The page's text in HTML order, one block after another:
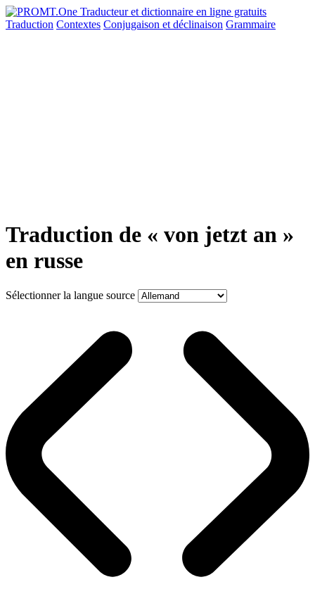
Traduction Contextes Conjugaison et déclinaison Grammaire
Traduction de « von jetzt an »
en russe
Sélectionner la langue source